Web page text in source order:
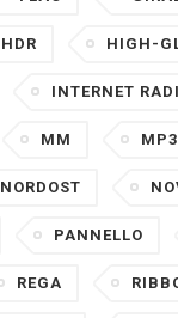
HDR HIGH-
INTERNET
MM MP3
NORDOST
PANNELLO
REGA